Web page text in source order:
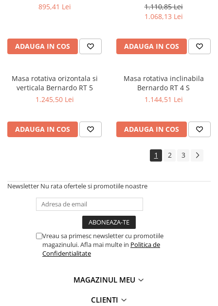
895,41 Lei
ADAUGA IN COS
1.110,85 Lei
1.068,13 Lei
ADAUGA IN COS
Masa rotativa orizontala si
verticala Bernardo RT 5
1.245,50 Lei
ADAUGA IN COS
Masa rotativa inclinabila
Bernardo RT 4 S
1.144,51 Lei
ADAUGA IN COS
1 2 3
Newsletter Nu rata ofertele si promotiile noastre
Vreau sa primesc newsletter cu promotiile
magazinului. Afla mai multe in Politica de
Confidentialitate
MAGAZINUL MEU
CLIENTI